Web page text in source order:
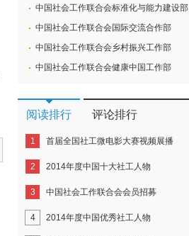
中国社会工作联合会标准化与能力建设部
中国社会工作联合会国际交流合作部
中国社会工作联合会乡村振兴工作部
中国社会工作联合会健康中国工作部
阅读排行 评论排行
1 首届全国社工微电影大赛视频展播
2 2014年度中国十大社工人物
3 中国社会工作联合会会员招募
4 2014年度中国优秀社工人物